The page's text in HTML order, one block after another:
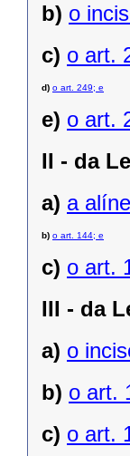
b) o
c) o art.
d) o art. 249; e
e) o art.
II - da
a) a
b) o art. 144; e
c) o art.
III - da
a) o
b) o art.
c) o art.